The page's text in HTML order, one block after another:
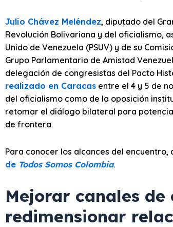
Julio Chávez Meléndez, diputado del
Revolución Bolivariana y del oficialismo,
Unido de Venezuela (PSUV) y de su
Grupo Parlamentario de Amistad
delegación de congresistas del Pacto
realizado en Caracas entre el 4 y 5 de
del oficialismo como de la oposición
retomar el diálogo bilateral para
de frontera.
Para conocer los alcances del
de Todos Somos Colombia.
Mejorar canales
redimensionar